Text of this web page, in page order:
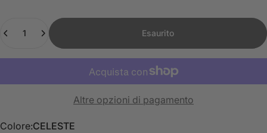
Esaurito
Altre opzioni di pagamento
Colore
Colore:CELESTE